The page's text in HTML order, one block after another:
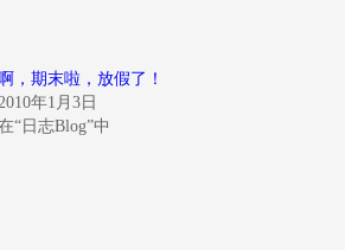
，期末啦，放假了！
年1月3日
“日志Blog”中